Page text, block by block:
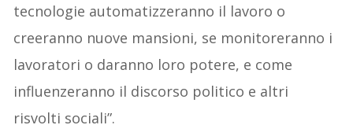
tecnologie automatizzeranno il lavoro o
creeranno nuove mansioni, se monitoreranno i
lavoratori o daranno loro potere, e come
influenzeranno il discorso politico e altri
risvolti sociali”.